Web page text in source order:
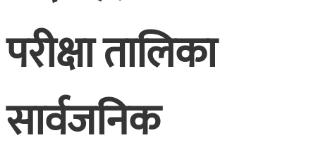
परीक्षा तालिका
सार्वजनिक